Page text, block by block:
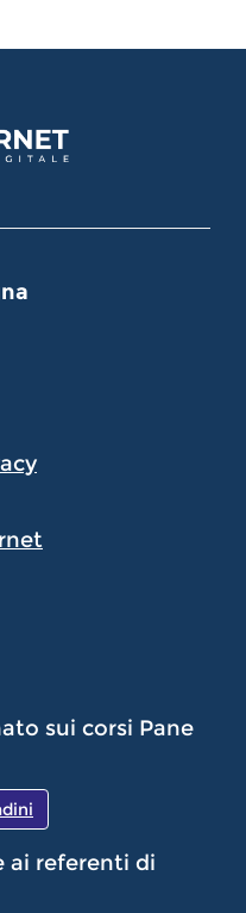
sui corsi Pane
ai referenti di